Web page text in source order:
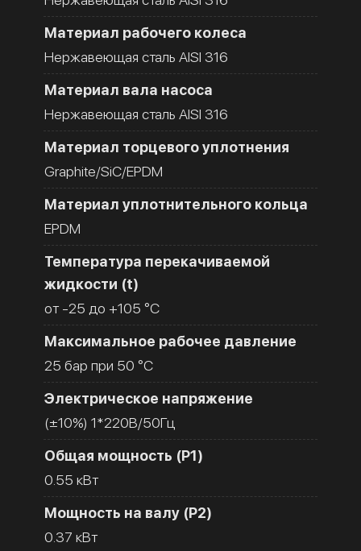
Материал рабочего колеса
Нержавеющая сталь AISI 316
Материал вала насоса
Нержавеющая сталь AISI 316
Материал торцевого уплотнения
Graphite/SiC/EPDM
Материал уплотнительного кольца
EPDM
Температура перекачиваемой
жидкости (t)
от -25 до +105 °C
Максимальное рабочее давление
25 бар при 50 °C
Электрическое напряжение
(±10%) 1*220В/50Гц
Общая мощность (Р1)
0.55 кВт
Мощность на валу (Р2)
0.37 кВт